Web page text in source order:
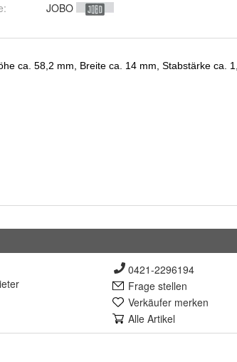
JOBO
0421-2296194
Frage stellen
Verkäufer merken
Alle Artikel